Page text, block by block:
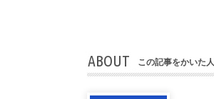
ABOUT この記事をかいた人